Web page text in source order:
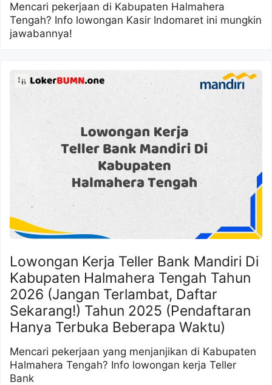
Mencari pekerjaan di Kabupaten Halmahera
Tengah? Info lowongan Kasir Indomaret ini mungkin
jawabannya!
Lowongan Kerja Teller Bank Mandiri Di
Kabupaten Halmahera Tengah Tahun
2026 (Jangan Terlambat, Daftar
Sekarang!) Tahun 2025 (Pendaftaran
Hanya Terbuka Beberapa Waktu)
Mencari pekerjaan yang menjanjikan di Kabupaten
Halmahera Tengah? Info lowongan kerja Teller
Bank